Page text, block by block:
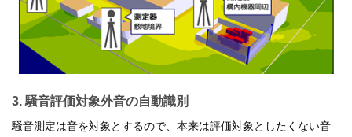
3. 騒音評価対象外音の自動識別
騒音測定は音を対象とするので、本来は評価対象としたくない音